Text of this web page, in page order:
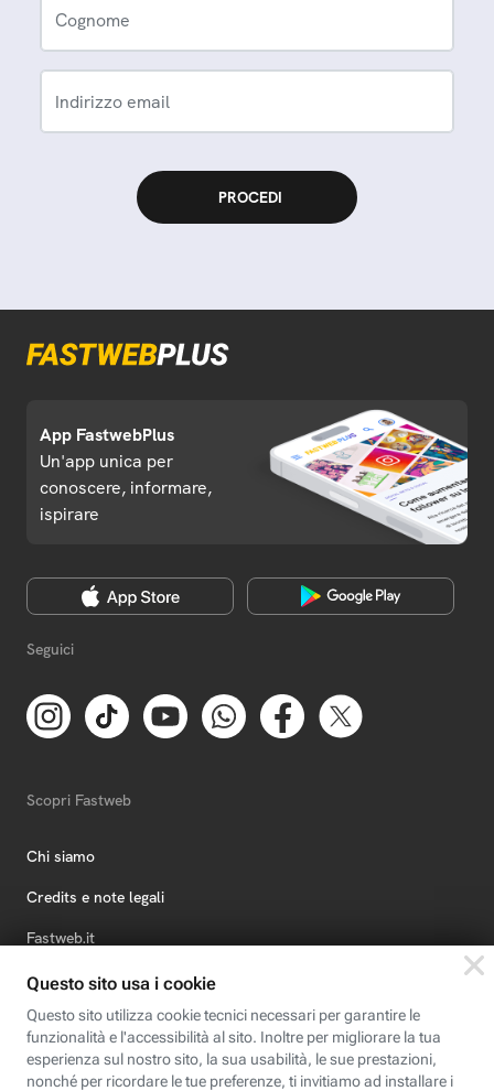
Cognome
Indirizzo email
App FastwebPlus
Un'app unica per
conoscere, informare,
ispirare
Seguici
Scopri Fastweb
Chi siamo
Credits e note legali
Fastweb.it
Formazione
Fastweb Digital Academy
STEP FuturAbility District